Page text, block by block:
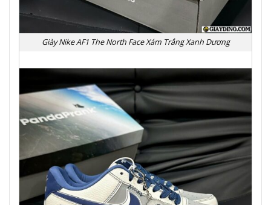
Giày Nike AF1 The North Face Xám Trắng Xanh Dương